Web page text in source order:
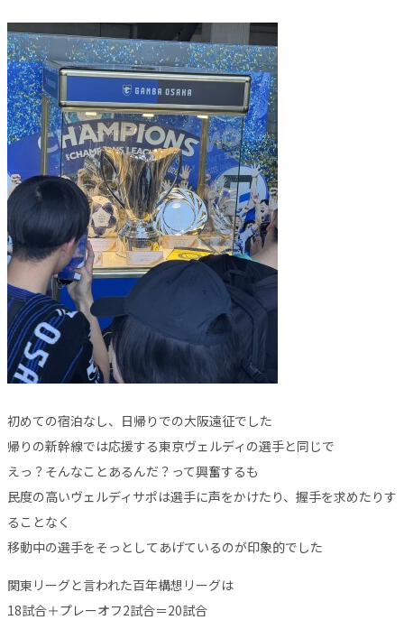
初めての宿泊なし、日帰りでの大阪遠征でした
帰りの新幹線では応援する東京ヴェルディの選手と同じで
えっ？そんなことあるんだ？って興奮するも
民度の高いヴェルディサポは選手に声をかけたり、握手を求めたりす
ることなく
移動中の選手をそっとしてあげているのが印象的でした
関東リーグと言われた百年構想リーグは
18試合＋プレーオフ2試合＝20試合